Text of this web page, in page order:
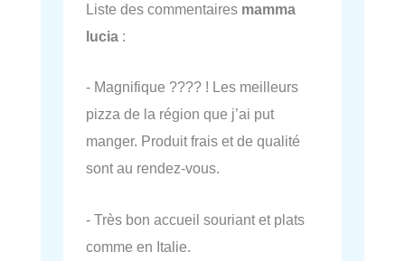
Liste des commentaires mamma
lucia :
- Magnifique ???? ! Les meilleurs
pizza de la région que j’ai put
manger. Produit frais et de qualité
sont au rendez-vous.
- Très bon accueil souriant et plats
comme en Italie.